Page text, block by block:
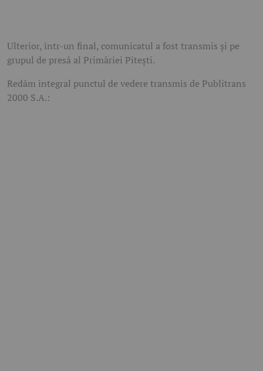
Ulterior, într-un final, comunicatul a fost transmis și pe
grupul de presă al Primăriei Pitești.
Redăm integral punctul de vedere transmis de Publitrans
2000 S.A.: